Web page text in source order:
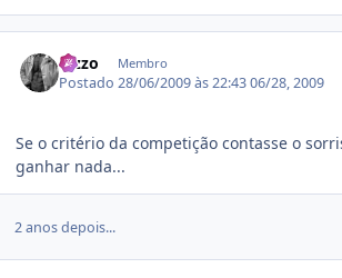
Bizzo Membro
Postado28/06/2009 às 22:4306/28, 2009
Se o critério da competição contasse o
ganhar nada...
2 anos depois...